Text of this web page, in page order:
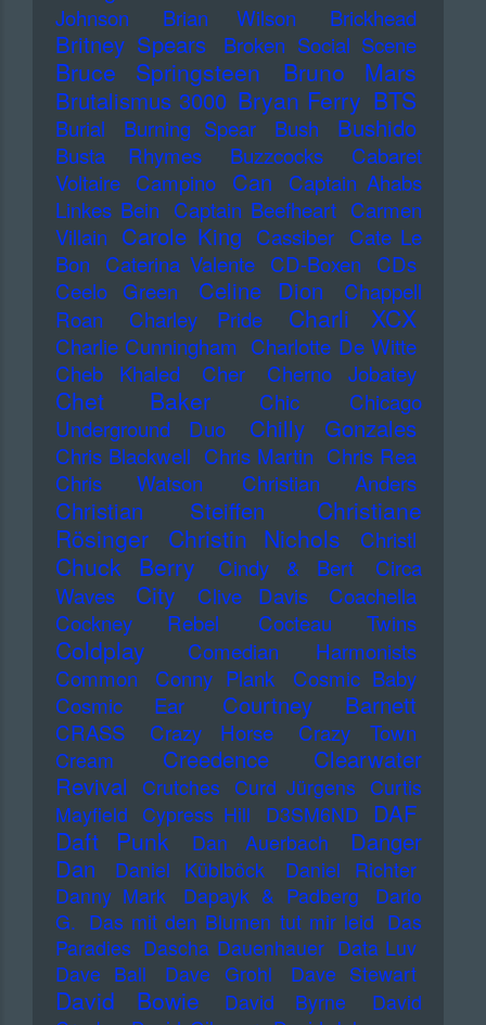
Johnson
Brian Wilson Brickhead
Britney Spears Broken Social Scene
Bruce Springsteen Bruno Mars
Brutalismus 3000 Bryan Ferry BTS
Burial Burning Spear Bush Bushido
Busta Rhymes Buzzcocks
Cabaret
Voltaire Campino Can
Captain Ahabs
Linkes Bein Captain Beefheart Carmen
Villain Carole King Cassiber Cate Le
Bon
Caterina Valente CD-Boxen
CDs
Ceelo Green
Celine Dion
Chappell
Roan
Charley Pride Charli XCX
Charlie Cunningham Charlotte De Witte
Cheb Khaled
Cher Cherno Jobatey
Chet Baker Chic
Chicago
Underground Duo
Chilly Gonzales
Chris Blackwell Chris Martin Chris Rea
Chris Watson
Christian Anders
Christian Steiffen
Christiane
Rösinger
Christin Nichols Christl
Chuck Berry Cindy & Bert
Circa
Waves
City Clive Davis
Coachella
Cockney Rebel
Cocteau Twins
Coldplay
Comedian Harmonists
Common
Conny Plank
Cosmic Baby
Cosmic Ear
Courtney Barnett
CRASS Crazy Horse Crazy Town
Cream
Creedence Clearwater
Revival
Crutches Curd Jürgens Curtis
Mayfield Cypress Hill D3SM6ND DAF
Daft Punk Dan Auerbach
Danger
Dan
Daniel Küblböck
Daniel Richter
Danny Mark
Dapayk & Padberg
Dario
G. Das mit den Blumen tut mir leid Das
Paradies Dascha Dauenhauer Data Luv
Dave Ball
Dave Grohl Dave Stewart
David Bowie David Byrne
David